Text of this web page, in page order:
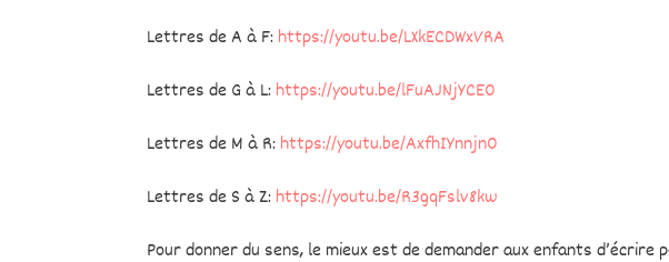
Lettres de A à F: https://youtu.be/LXkECDWxVRA
Lettres de G à L: https://youtu.be/lFuAJNjYCE0
Lettres de M à R: https://youtu.be/AxfhIYnnjn0
Lettres de S à Z: https://youtu.be/R3gqFslv8kw
Pour donner du sens, le mieux est de demander aux enfants